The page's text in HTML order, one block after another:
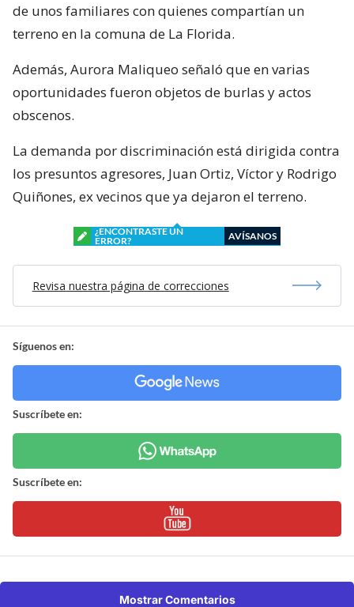
de unos familiares con quienes compartían un
terreno en la comuna de La Florida.
Además, Aurora Maliqueo señaló que en varias
oportunidades fueron objetos de burlas y actos
obscenos.
La demanda por discriminación está dirigida contra
los presuntos agresores, Juan Ortiz, Víctor y Rodrigo
Quiñones, ex vecinos que ya dejaron el terreno.
¿ENCONTRASTE UN
ERROR?
AVÍSANOS
Revisa nuestra página de correcciones
Síguenos en:
Suscríbete en:
Suscríbete en:
Mostrar Comentarios